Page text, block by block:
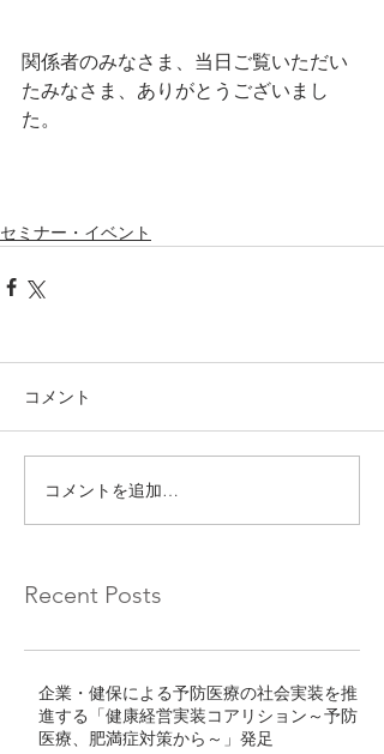
関係者のみなさま、当日ご覧いただい
たみなさま、ありがとうございまし
た。
セミナー・イベント
コメント
コメントを追加…
Recent Posts
企業・健保による予防医療の社会実装を推
進する「健康経営実装コアリション～予防
医療、肥満症対策から～」発足